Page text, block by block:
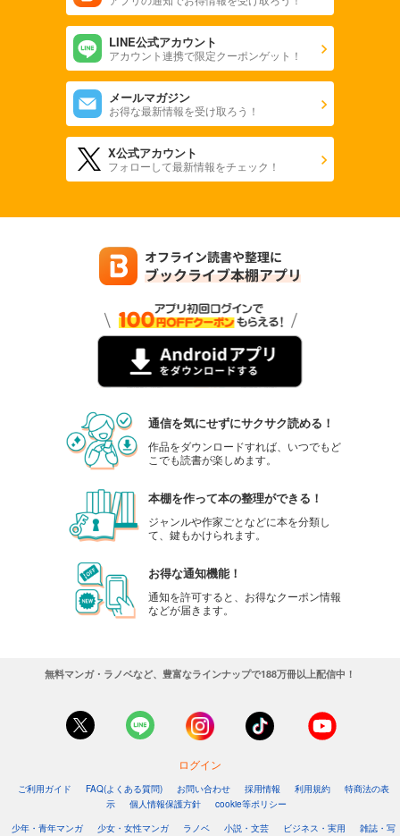
LINE公式アカウント
アカウント連携で限定クーポンゲット！
メールマガジン
お得な最新情報を受け取ろう！
X公式アカウント
フォローして最新情報をチェック！
通信を気にせずにサクサク読める！
作品をダウンロードすれば、いつでもど
こでも読書が楽しめます。
本棚を作って本の整理ができる！
ジャンルや作家ごとなどに本を分類し
て、鍵もかけられます。
お得な通知機能！
通知を許可すると、お得なクーポン情報
などが届きます。
無料マンガ・ラノベなど、豊富なラインナップで188万冊以上配信中！
ログイン
ご利用ガイド FAQ(よくある質問) お問い合わせ 採用情報 利用規約
特商法の表
示
個人情報保護方針
cookie等ポリシー
少年・青年マンガ
少女・女性マンガ ラノベ 小説・文芸 ビジネス・実用 雑誌・写